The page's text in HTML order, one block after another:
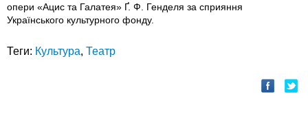
опери «Ацис та Галатея» Ґ. Ф. Генделя за сприяння
Українського культурного фонду.
Теги: Культура, Театр